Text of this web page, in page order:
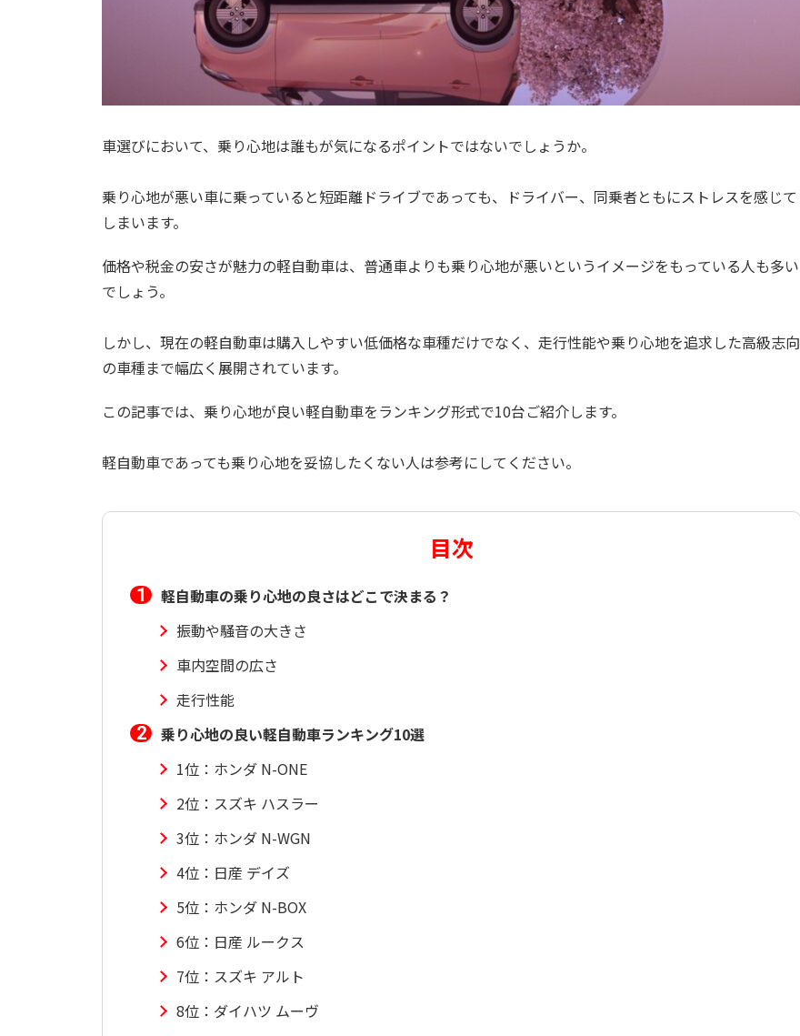
車選びにおいて、乗り心地は誰もが気になるポイントではないでしょうか。
乗り心地が悪い車に乗っていると短距離ドライブであっても、ドライバー、同乗者ともにストレスを感じて
しまいます。
価格や税金の安さが魅力の軽自動車は、普通車よりも乗り心地が悪いというイメージをもっている人も多い
でしょう。
しかし、現在の軽自動車は購入しやすい低価格な車種だけでなく、走行性能や乗り心地を追求した高級志向
の車種まで幅広く展開されています。
この記事では、乗り心地が良い軽自動車をランキング形式で10台ご紹介します。
軽自動車であっても乗り心地を妥協したくない人は参考にしてください。
目次
軽自動車の乗り心地の良さはどこで決まる？
振動や騒音の大きさ
車内空間の広さ
走行性能
乗り心地の良い軽自動車ランキング10選
1位：ホンダ N-ONE
2位：スズキ ハスラー
3位：ホンダ N-WGN
4位：日産 デイズ
5位：ホンダ N-BOX
6位：日産 ルークス
7位：スズキ アルト
8位：ダイハツ ムーヴ